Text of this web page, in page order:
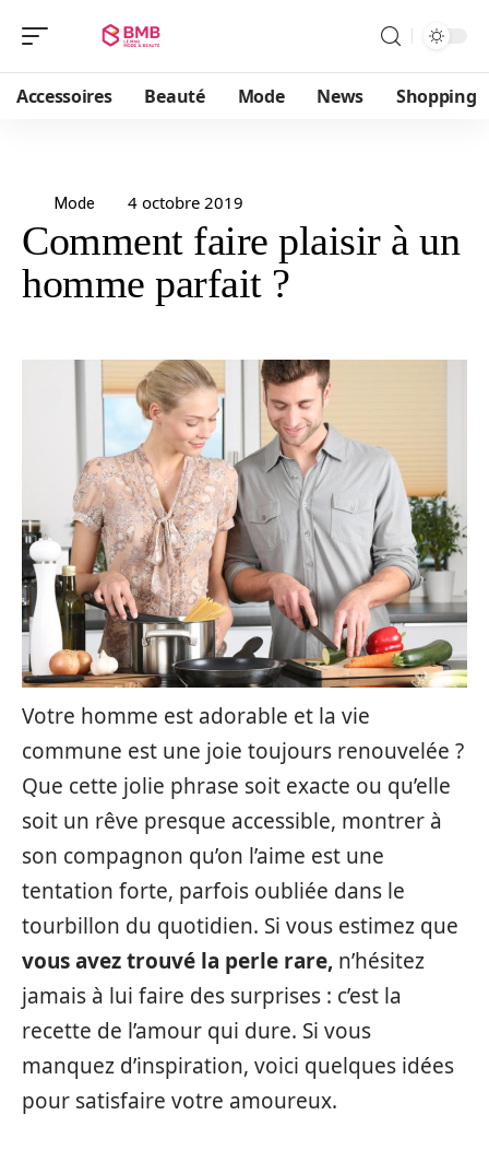
Accessoires Beauté Mode News Shopping
Mode 4 octobre 2019
Comment faire plaisir à un
homme parfait ?
Votre homme est adorable et la vie
commune est une joie toujours renouvelée ?
Que cette jolie phrase soit exacte ou qu’elle
soit un rêve presque accessible, montrer à
son compagnon qu’on l’aime est une
tentation forte, parfois oubliée dans le
tourbillon du quotidien. Si vous estimez que
vous avez trouvé la perle rare, n’hésitez
jamais à lui faire des surprises : c’est la
recette de l’amour qui dure. Si vous
manquez d’inspiration, voici quelques idées
pour satisfaire votre amoureux.